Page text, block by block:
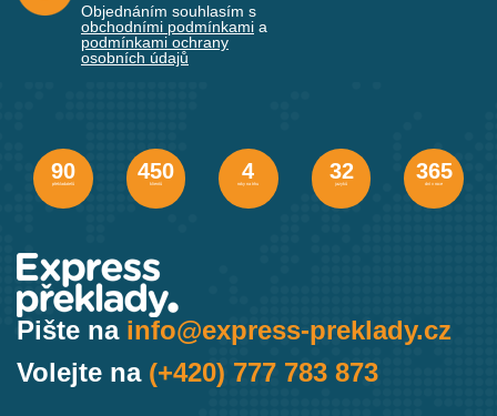
Objednáním souhlasím s
obchodními podmínkami a
podmínkami ochrany
osobních údajů
90
překladatelů
450
klientů
4
roky na trhu
32
jazyků
365
dní v roce
Pište na info@express-preklady.cz
Volejte na (+420) 777 783 873